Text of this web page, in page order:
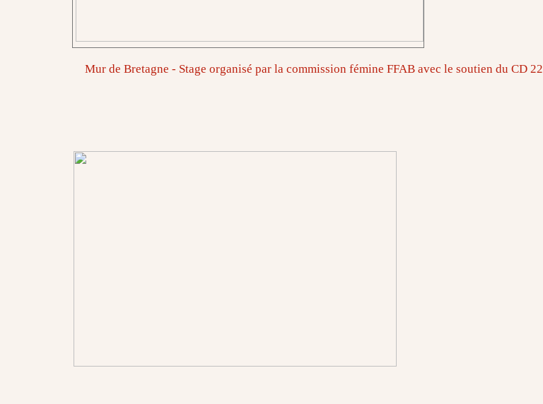
Mur de Bretagne - Stage organisé par la commission fémine FFAB avec le soutien du CD 22